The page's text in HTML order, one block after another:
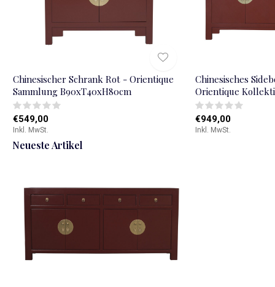
Chinesischer Schrank Rot - Orientique
Sammlung B90xT40xH80cm
€549,00
Inkl. MwSt.
Chinesisches
Orientique
€949,00
Inkl. MwSt.
Neueste Artikel